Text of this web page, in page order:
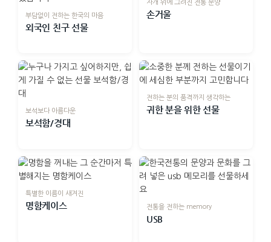
부담없이 전하는 한국의 마음
외국인 친구 선물
자개 위에 그려진 전통 문양
손거울
보석보다 아름다운
보석함/경대
전하는 분의 품격까지 생각하는
귀한 분을 위한 선물
특별한 이름이 새겨진
명함케이스 전통을 전하는 memory
USB